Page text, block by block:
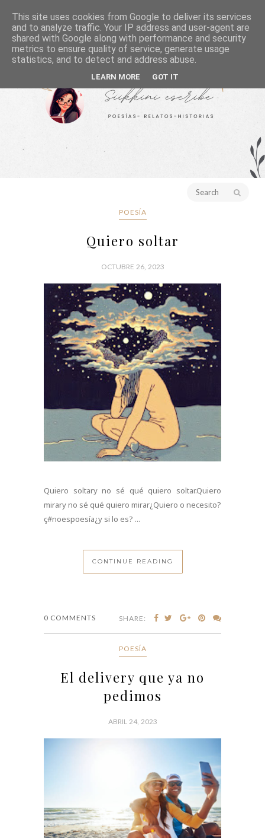
POESÍA
Quiero soltar
OCTUBRE 26, 2023
Quiero soltary no sé qué quiero soltar.Quiero
mirary no sé qué quiero mirar¿Quiero o necesito?
ç#noespoesía¿y si lo es? ...
CONTINUE READING
0 COMMENTS SHARE:
POESÍA
El delivery que ya no
pedimos
ABRIL 24, 2023
This site uses cookies from Google to deliver its services
and to analyze traffic. Your IP address and user-agent are
shared with Google along with performance and security
metrics to ensure quality of service, generate usage
statistics, and to detect and address abuse.
LEARN MORE GOT IT